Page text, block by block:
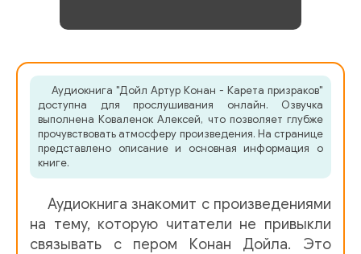
Аудиокнига "Дойл Артур Конан - Карета призраков"
доступна для прослушивания онлайн. Озвучка
выполнена Коваленок Алексей, что позволяет глубже
прочувствовать атмосферу произведения. На странице
представлено описание и основная информация о
книге.
Аудиокнига знакомит с произведениями
на тему, которую читатели не привыкли
связывать с пером Конан Дойла. Это